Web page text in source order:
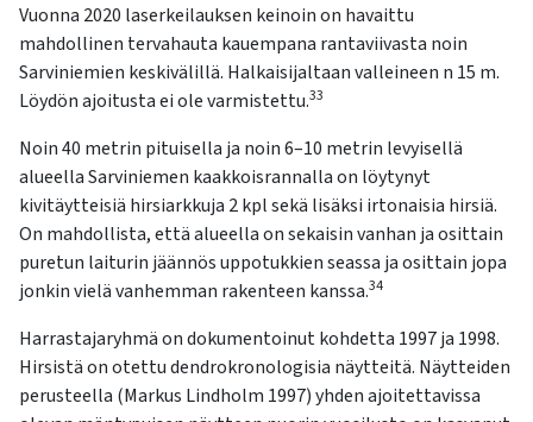
Vuonna 2020 laserkeilauksen keinoin on havaittu
mahdollinen tervahauta kauempana rantaviivasta noin
Sarviniemien keskivälillä. Halkaisijaltaan valleineen n 15 m.
Löydön ajoitusta ei ole varmistettu.33
Noin 40 metrin pituisella ja noin 6–10 metrin levyisellä
alueella Sarviniemen kaakkoisrannalla on löytynyt
kivitäytteisiä hirsiarkkuja 2 kpl sekä lisäksi irtonaisia hirsiä.
On mahdollista, että alueella on sekaisin vanhan ja osittain
puretun laiturin jäännös uppotukkien seassa ja osittain jopa
jonkin vielä vanhemman rakenteen kanssa.34
Harrastajaryhmä on dokumentoinut kohdetta 1997 ja 1998.
Hirsistä on otettu dendrokronologisia näytteitä. Näytteiden
perusteella (Markus Lindholm 1997) yhden ajoitettavissa